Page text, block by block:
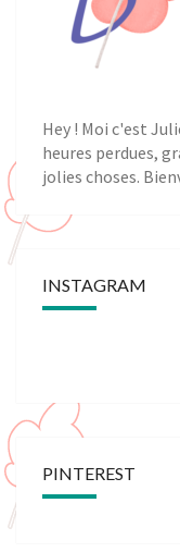
Hey ! Moi c'est
heures perdues,
jolies choses.
INSTAGRAM
PINTEREST